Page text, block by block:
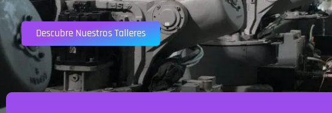
Descubre Nuestros Talleres